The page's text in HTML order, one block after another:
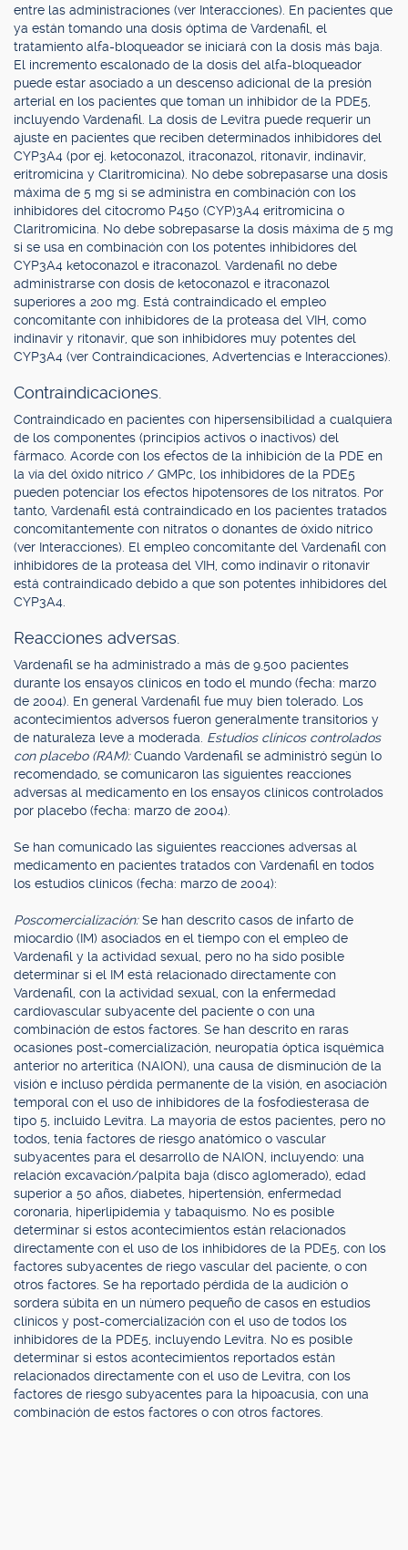
entre las administraciones (ver Interacciones). En pacientes que
ya están tomando una dosis óptima de Vardenafil, el
tratamiento alfa-bloqueador se iniciará con la dosis más baja.
El incremento escalonado de la dosis del alfa-bloqueador
puede estar asociado a un descenso adicional de la presión
arterial en los pacientes que toman un inhibidor de la PDE5,
incluyendo Vardenafil. La dosis de Levitra puede requerir un
ajuste en pacientes que reciben determinados inhibidores del
CYP3A4 (por ej. ketoconazol, itraconazol, ritonavir, indinavir,
eritromicina y Claritromicina). No debe sobrepasarse una dosis
máxima de 5 mg si se administra en combinación con los
inhibidores del citocromo P450 (CYP)3A4 eritromicina o
Claritromicina. No debe sobrepasarse la dosis máxima de 5 mg
si se usa en combinación con los potentes inhibidores del
CYP3A4 ketoconazol e itraconazol. Vardenafil no debe
administrarse con dosis de ketoconazol e itraconazol
superiores a 200 mg. Está contraindicado el empleo
concomitante con inhibidores de la proteasa del VIH, como
indinavir y ritonavir, que son inhibidores muy potentes del
CYP3A4 (ver Contraindicaciones, Advertencias e Interacciones).
Contraindicaciones.
Contraindicado en pacientes con hipersensibilidad a cualquiera
de los componentes (principios activos o inactivos) del
fármaco. Acorde con los efectos de la inhibición de la PDE en
la vía del óxido nítrico / GMPc, los inhibidores de la PDE5
pueden potenciar los efectos hipotensores de los nitratos. Por
tanto, Vardenafil está contraindicado en los pacientes tratados
concomitantemente con nitratos o donantes de óxido nítrico
(ver Interacciones). El empleo concomitante del Vardenafil con
inhibidores de la proteasa del VIH, como indinavir o ritonavir
está contraindicado debido a que son potentes inhibidores del
CYP3A4.
Reacciones adversas.
Vardenafil se ha administrado a más de 9.500 pacientes
durante los ensayos clínicos en todo el mundo (fecha: marzo
de 2004). En general Vardenafil fue muy bien tolerado. Los
acontecimientos adversos fueron generalmente transitorios y
de naturaleza leve a moderada. Estudios clínicos controlados
con placebo (RAM):Cuando Vardenafil se administró según lo
recomendado, se comunicaron las siguientes reacciones
adversas al medicamento en los ensayos clínicos controlados
por placebo (fecha: marzo de 2004).
Se han comunicado las siguientes reacciones adversas al
medicamento en pacientes tratados con Vardenafil en todos
los estudios clínicos (fecha: marzo de 2004):
Poscomercialización:Se han descrito casos de infarto de
miocardio (IM) asociados en el tiempo con el empleo de
Vardenafil y la actividad sexual, pero no ha sido posible
determinar si el IM está relacionado directamente con
Vardenafil, con la actividad sexual, con la enfermedad
cardiovascular subyacente del paciente o con una
combinación de estos factores. Se han descrito en raras
ocasiones post-comercialización, neuropatía óptica isquémica
anterior no arterítica (NAION), una causa de disminución de la
visión e incluso pérdida permanente de la visión, en asociación
temporal con el uso de inhibidores de la fosfodiesterasa de
tipo 5, incluido Levitra. La mayoría de estos pacientes, pero no
todos, tenía factores de riesgo anatómico o vascular
subyacentes para el desarrollo de NAION, incluyendo: una
relación excavación/palpita baja (disco aglomerado), edad
superior a 50 años, diabetes, hipertensión, enfermedad
coronaria, hiperlipidemia y tabaquismo. No es posible
determinar si estos acontecimientos están relacionados
directamente con el uso de los inhibidores de la PDE5, con los
factores subyacentes de riego vascular del paciente, o con
otros factores. Se ha reportado pérdida de la audición o
sordera súbita en un número pequeño de casos en estudios
clínicos y post-comercialización con el uso de todos los
inhibidores de la PDE5, incluyendo Levitra. No es posible
determinar si estos acontecimientos reportados están
relacionados directamente con el uso de Levitra, con los
factores de riesgo subyacentes para la hipoacusia, con una
combinación de estos factores o con otros factores.